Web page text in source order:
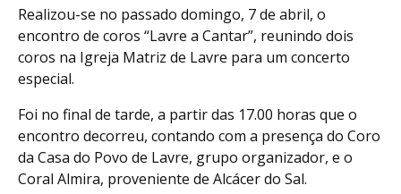
Realizou-se no passado domingo, 7 de abril, o
encontro de coros “Lavre a Cantar”, reunindo dois
coros na Igreja Matriz de Lavre para um concerto
especial.
Foi no final de tarde, a partir das 17.00 horas que o
encontro decorreu, contando com a presença do Coro
da Casa do Povo de Lavre, grupo organizador, e o
Coral Almira, proveniente de Alcácer do Sal.